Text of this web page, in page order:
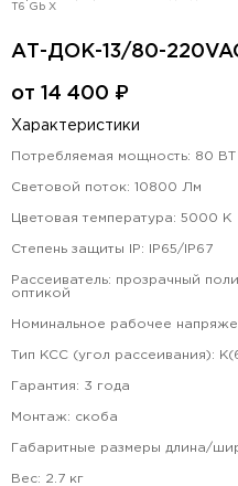
T6 Gb X
АТ-ДОК-13/80-
от 14 400 ₽
Характеристики
Потребляемая мощность: 80 ВТ
Световой поток: 10800 Лм
Цветовая температура: 5000 К
Степень защиты IP: IP65/IP67
Рассеиватель: прозрачный
оптикой
Номинальное рабочее
Тип КСС (угол рассеивания):
Гарантия: 3 года
Монтаж: скоба
Габаритные размеры длина/
Вес: 2.7 кг